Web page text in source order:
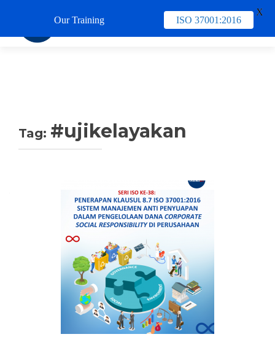
Tag: #ujikelayakan
Our Training ISO 37001:2016
X